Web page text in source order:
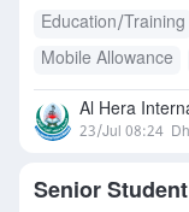
Education/Training
Mobile Allowance
Al Hera
23/Jul 08:24
Senior